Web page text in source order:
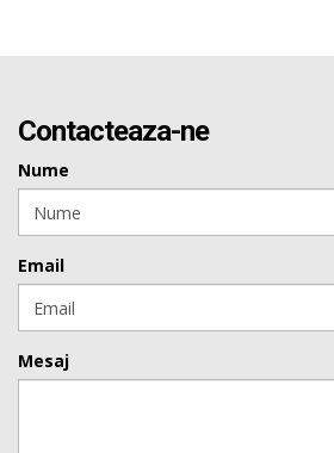
Contacteaza-ne
Nume
Email
Mesaj